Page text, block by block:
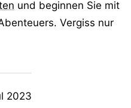
2023
und beginnen Sie mit
Vergiss nur